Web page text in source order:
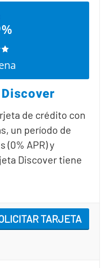
%
de crédito con
un período de
APR) y
Discover tiene
TARJETA